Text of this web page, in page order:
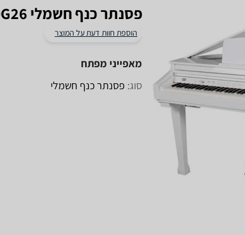
‏פסנתר כנף חשמלי Artesia DG26
הוספת חוות דעת על המוצר
מאפייני מפתח
סוג: פסנתר כנף חשמלי